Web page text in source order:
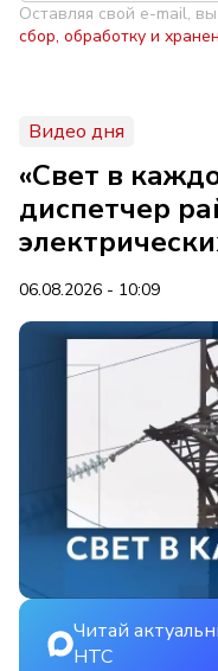
Оставляя свой e-mail,
сбор, обработку и
Видео дня
«Свет в
диспетчер
06.08.2026 - 10:09
Читай
НТС